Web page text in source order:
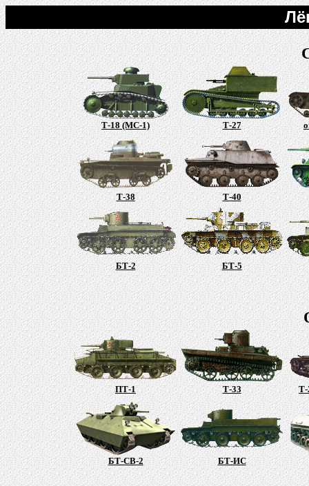
Т-18 (МС-1) Т-27
Т-38 Т-40
БТ-2 БТ-5
ПТ-1 Т-33 Т-
БТ-СВ-2 БТ-ИС